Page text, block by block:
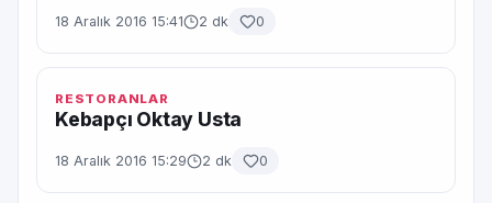
18 Aralık 2016 15:41 2 dk 0
RESTORANLAR
Kebapçı Oktay Usta
18 Aralık 2016 15:29 2 dk 0